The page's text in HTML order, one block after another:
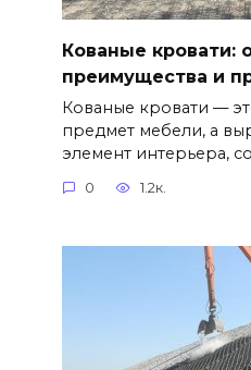
Кованые кровати:
преимущества и
Кованые кровати —
предмет мебели, а
элемент интерьера,
0 1.2к.